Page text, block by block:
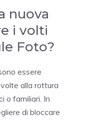
nuova
i volti
Foto?
essere
alla rottura
o familiari. In
di bloccare